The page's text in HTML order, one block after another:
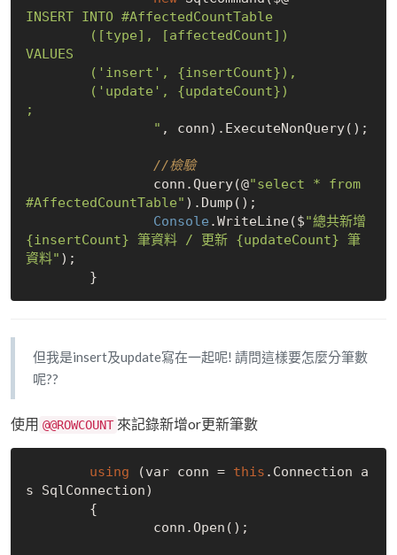
INSERT INTO #AffectedCountTable
VALUES
;
		"
, conn).ExecuteNonQuery();
//檢驗
		conn.Query(@
"select * from
#AffectedCountTable" ).Dump();
Console .WriteLine($"總共新增
{insertCount} 筆資料 / 更新 {updateCount} 筆
資料" );
但我是insert及update寫在一起呢! 請問這樣要怎麼分筆數
呢??
使用 @@ROWCOUNT 來記錄新增or更新筆數
using (var conn = this .Connection a
s SqlConnection)